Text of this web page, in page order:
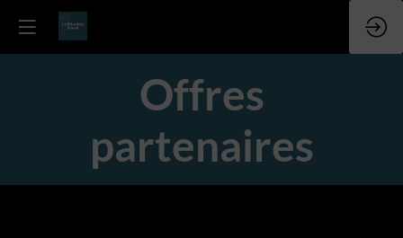
Offres
partenaires